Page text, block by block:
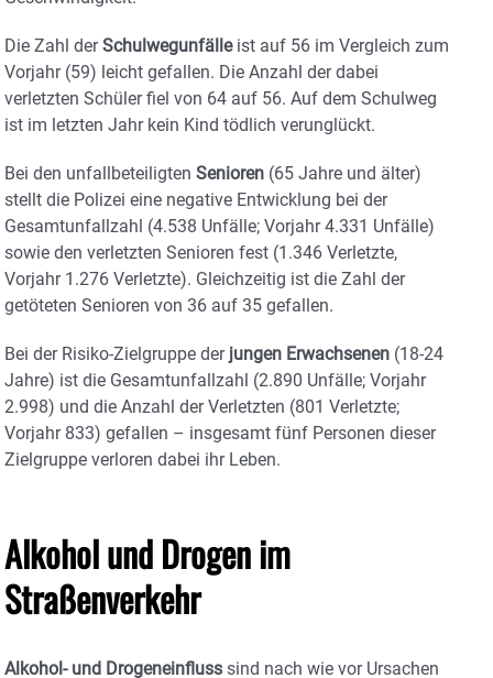
Die Zahl derSchulwegunfälle ist auf 56 im Vergleich zum
Vorjahr (59) leicht gefallen. Die Anzahl der dabei
verletzten Schüler fiel von 64 auf 56. Auf dem Schulweg
ist im letzten Jahr kein Kind tödlich verunglückt.
Bei den unfallbeteiligten Senioren (65 Jahre und älter)
stellt die Polizei eine negative Entwicklung bei der
Gesamtunfallzahl (4.538 Unfälle; Vorjahr 4.331 Unfälle)
sowie den verletzten Senioren fest (1.346 Verletzte,
Vorjahr 1.276 Verletzte). Gleichzeitig ist die Zahl der
getöteten Senioren von 36 auf 35 gefallen.
Bei der Risiko-Zielgruppe der jungen Erwachsenen (18-24
Jahre) ist die Gesamtunfallzahl (2.890 Unfälle; Vorjahr
2.998) und die Anzahl der Verletzten (801 Verletzte;
Vorjahr 833) gefallen – insgesamt fünf Personen dieser
Zielgruppe verloren dabei ihr Leben.
Alkohol und Drogen im
Straßenverkehr
Alkohol- und Drogeneinfluss sind nach wie vor Ursachen